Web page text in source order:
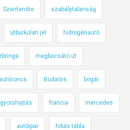
Szentendre szabálytalanság
útburkolati jel hidrogénautó
megbocsátó út
autóroncs Budaörs bogár
francia mercedes
autóipar hibás tábla